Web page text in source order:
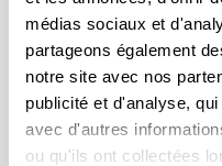
médias sociaux et
partageons également
notre site avec nos
publicité et d'analyse,
avec d'autres
ou qu'ils ont collectées
Investigateur
Fernández
Période:2009-
Organisme de
Jaurlaritza / Gobierno